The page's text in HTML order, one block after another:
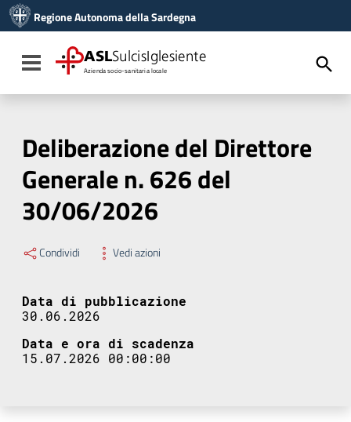
Vai al menu di navigazione
Vai al footer
Regione Autonoma della Sardegna
Toggle navigation
ASLSulcisIglesiente
Azienda socio-sanitaria locale
Deliberazione del Direttore
Generale n. 626 del
30/06/2026
Condividi Vedi azioni
Data di pubblicazione
30.06.2026
Data e ora di scadenza
15.07.2026 00:00:00